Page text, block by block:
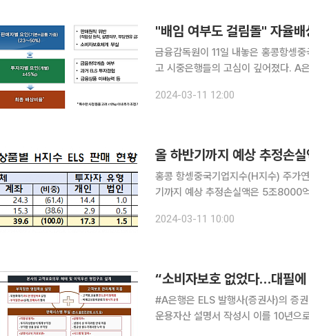
"배임 여부도 걸림돌" 자율
금융감독원이 11일 내놓은 홍콩항셍
고 시중은행들의 고심이 깊어졌다. A은행 관계자는 "금감원의 검사 결과가 아직 확정적으로 나온 것
2024-03-11 12:00
올 하반기까지 예상 추정손
홍콩 항셍중국기업지수(H지수) 주가
기까지 예상 추정손실액은 5조8000억 원에 달한다. 금융감독원은
다. 금감원에 따르면 홍콩 H지수 기
2024-03-11 10:00
“소비자보호 없었다…대필
#A은행은 ELS 발행사(증권사)의 증
운용자산 설명서 작성시 이를 10년으